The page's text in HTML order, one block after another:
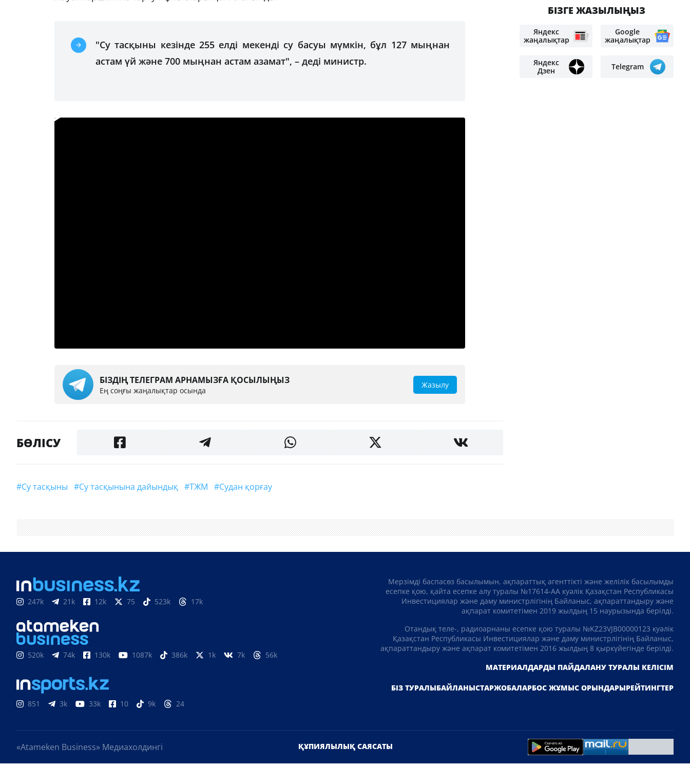
"Су тасқыны кезінде 255 елді мекенді су басуы мүмкін, бұл 127 мыңнан
астам үй және 700 мыңнан астам азамат", – деді министр.
БІЗДІҢ ТЕЛЕГРАМ АРНАМЫЗҒА ҚОСЫЛЫҢЫЗ
Ең соңғы жаңалықтар осында
Жазылу
БӨЛІСУ
#су тасқыны #су тасқынына дайындық #ТЖМ #судан қорғау
БІЗГЕ ЖАЗЫЛЫҢЫЗ
Яндекс
жаңалықтар
Google
жаңалықтар
Яндекс
Дзен
Telegram
247k 21k 12k 75 523k 17k
520k 74k 130k 1087k 386k 1k 7k 56k
851 3k 33k 10 9k 24
Мерзімді баспасөз басылымын, ақпараттық агенттікті және желілік басылымды
есепке қою, қайта есепке алу туралы №17614-АА куәлік Қазақстан Республикасы
Инвестициялар және даму министрлігінің Байланыс, ақпараттандыру және
ақпарат комитетімен 2019 жылдың 15 наурызында берілді.
Отандық теле-, радиоарнаны есепке қою туралы №KZ23VJB00000123 куәлік
Қазақстан Республикасы Инвестициялар және даму министрлігінің Байланыс,
ақпараттандыру және ақпарат комитетімен 2016 жылдың 8 қыркүйегінде берілді.
МАТЕРИАЛДАРДЫ ПАЙДАЛАНУ ТУРАЛЫ КЕЛІСІМ
БІЗ ТУРАЛЫБАЙЛАНЫСТАРЖОБАЛАРБОС ЖҰМЫС ОРЫНДАРЫРЕЙТИНГТЕР
«Atameken Business» Медиахолдингі ҚҰПИЯЛЫЛЫҚ САЯСАТЫ